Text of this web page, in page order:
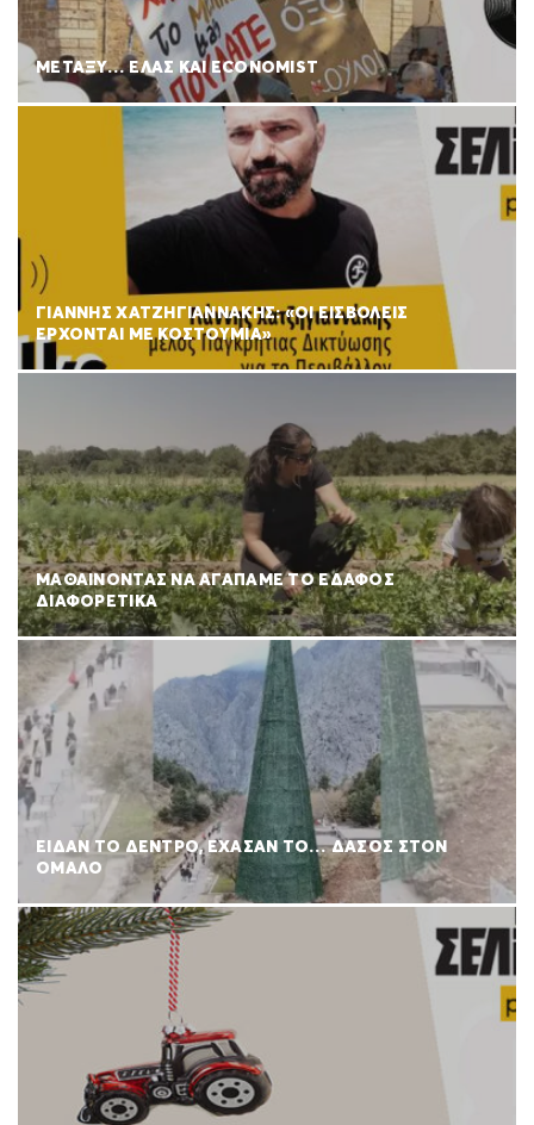
ΜΕΤΑΞΥ… ΕΛΑΣ ΚΑΙ ECONOMIST
ΓΙΑΝΝΗΣ ΧΑΤΖΗΓΙΑΝΝΑΚΗΣ: «ΟΙ ΕΙΣΒΟΛΕΙΣ
ΕΡΧΟΝΤΑΙ ΜΕ ΚΟΣΤΟΥΜΙΑ»
ΜΑΘΑΙΝΟΝΤΑΣ ΝΑ ΑΓΑΠΑΜΕ ΤΟ ΕΔΑΦΟΣ
ΔΙΑΦΟΡΕΤΙΚΑ
ΕΙΔΑΝ ΤΟ ΔΕΝΤΡΟ, ΕΧΑΣΑΝ ΤΟ… ΔΑΣΟΣ ΣΤΟΝ
ΟΜΑΛΟ